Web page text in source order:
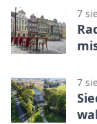
7
7